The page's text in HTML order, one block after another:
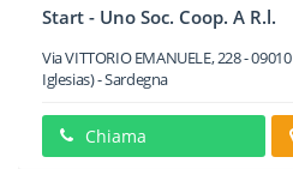
Start - Uno Soc. Coop. A R.l.
Via VITTORIO EMANUELE, 228-09010
Iglesias) -Sardegna
Chiama